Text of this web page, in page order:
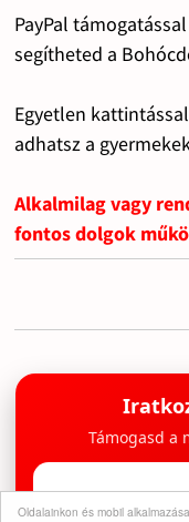
Oldalainkon és mobil
PayPal
segítheted a
Egyetlen
adhatsz a
Alkalmilag vagy
fontos dolgok
Támogasd a